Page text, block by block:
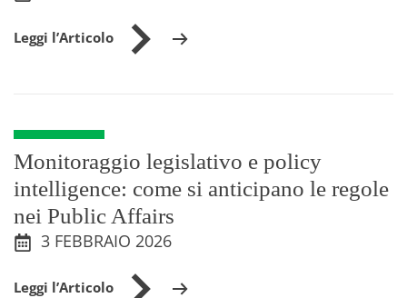
Leggi l’Articolo
Monitoraggio legislativo e policy
intelligence: come si anticipano le regole
nei Public Affairs
3 FEBBRAIO 2026
Leggi l’Articolo